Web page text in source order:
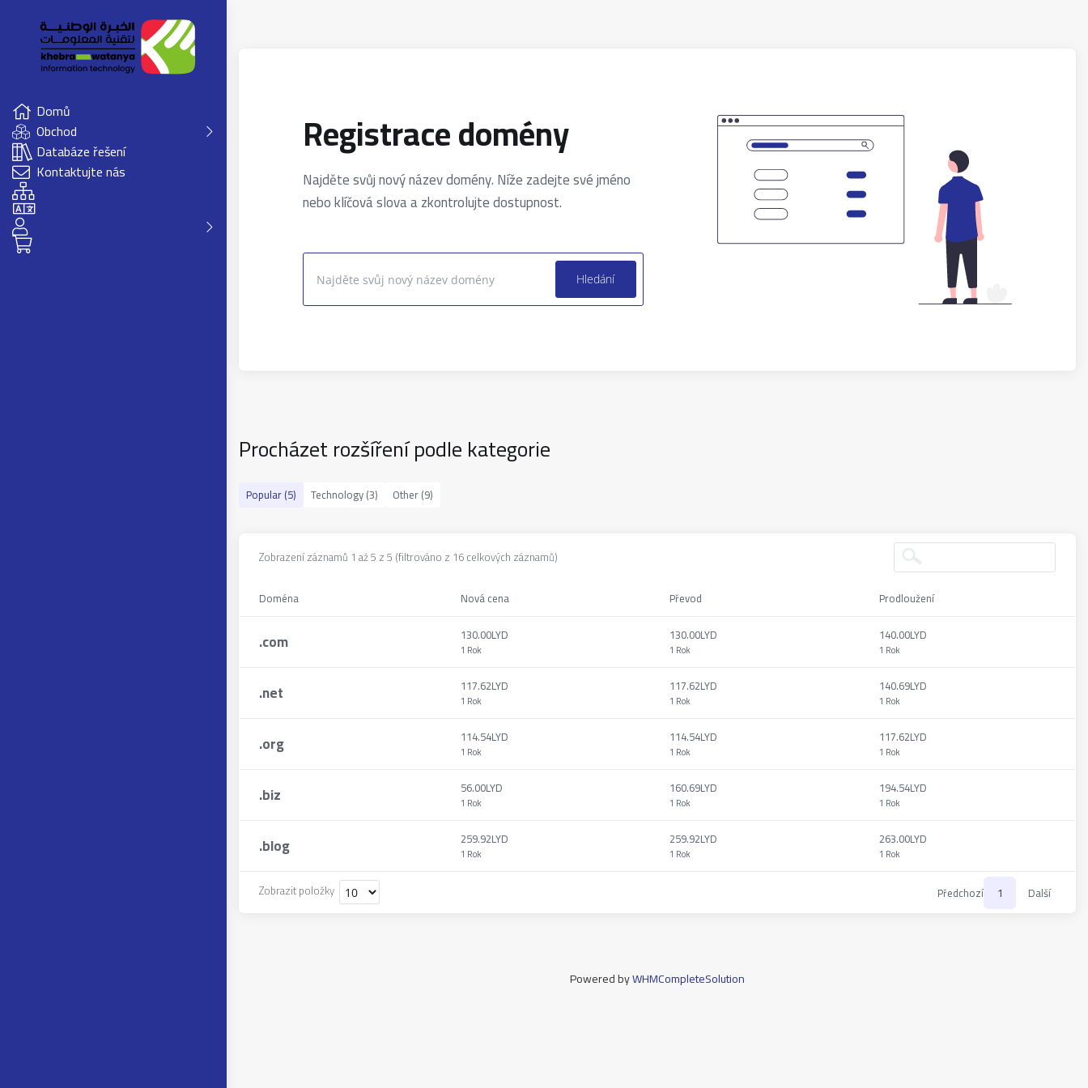
Domů
Obchod
Databáze řešení
Kontaktujte nás
Registrace domény
Najděte svůj nový název domény. Níže zadejte své jméno
nebo klíčová slova a zkontrolujte dostupnost.
Hledání
Procházet rozšíření podle kategorie
Popular (5) Technology (3) Other (9)
Zobrazení záznamů 1 až 5 z 5 (filtrováno z 16 celkových záznamů)
Doména Nová cena Převod Prodloužení
.com 130.00LYD
1 Rok
130.00LYD
1 Rok
140.00LYD
1 Rok
.net 117.62LYD
1 Rok
117.62LYD
1 Rok
140.69LYD
1 Rok
.org 114.54LYD
1 Rok
114.54LYD
1 Rok
117.62LYD
1 Rok
.biz 56.00LYD
1 Rok
160.69LYD
1 Rok
194.54LYD
1 Rok
.blog 259.92LYD
1 Rok
259.92LYD
1 Rok
263.00LYD
1 Rok
Předchozí 1 Další
Zobrazit položky
Powered byWHMCompleteSolution